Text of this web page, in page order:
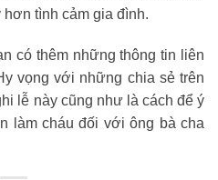
tình cảm gia đình.
có thêm những thông tin liên
vọng với những chia sẻ trên
lễ này cũng như là cách để ý
làm cháu đối với ông bà cha